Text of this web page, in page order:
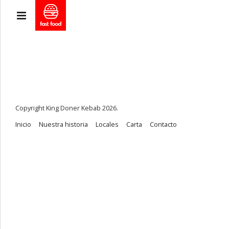
Copyright King Doner Kebab 2026.
Inicio
Nuestra historia Locales Carta Contacto